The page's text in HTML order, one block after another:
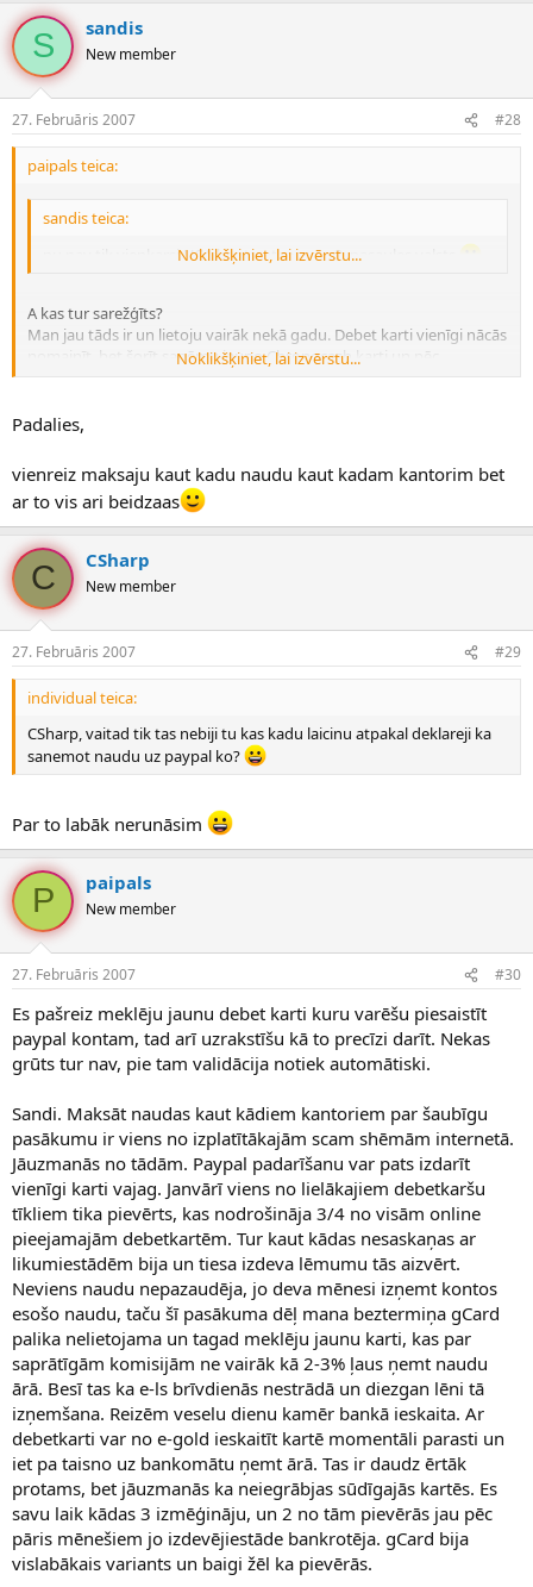
S sandis
New member
27. Februāris 2007 #28
paipals teica:
sandis teica:
nu nav tik vienkarsi USA kontu atveer no 3. pasaules valsts
Noklikšķiniet, lai izvērstu...
A kas tur sarežģīts?
Man jau tāds ir un lietoju vairāk nekā gadu. Debet karti vienīgi nācās
nomainīt, bet šorīt saņēmu jauno Chronocash karti un pēc
aktivizēšanas turpināšu ņemt no paypal ārā nopelnīto.
Paipals
Noklikšķiniet, lai izvērstu...
Padalies,
vienreiz maksaju kaut kadu naudu kaut kadam kantorim bet
ar to vis ari beidzaas
C CSharp
New member
27. Februāris 2007 #29
individual teica:
CSharp, vaitad tik tas nebiji tu kas kadu laicinu atpakal deklareji ka
sanemot naudu uz paypal ko?
Par to labāk nerunāsim
P paipals
New member
27. Februāris 2007 #30
Es pašreiz meklēju jaunu debet karti kuru varēšu piesaistīt
paypal kontam, tad arī uzrakstīšu kā to precīzi darīt. Nekas
grūts tur nav, pie tam validācija notiek automātiski.
Sandi. Maksāt naudas kaut kādiem kantoriem par šaubīgu
pasākumu ir viens no izplatītākajām scam shēmām internetā.
Jāuzmanās no tādām. Paypal padarīšanu var pats izdarīt
vienīgi karti vajag. Janvārī viens no lielākajiem debetkaršu
tīkliem tika pievērts, kas nodrošināja 3/4 no visām online
pieejamajām debetkartēm. Tur kaut kādas nesaskaņas ar
likumiestādēm bija un tiesa izdeva lēmumu tās aizvērt.
Neviens naudu nepazaudēja, jo deva mēnesi izņemt kontos
esošo naudu, taču šī pasākuma dēļ mana beztermiņa gCard
palika nelietojama un tagad meklēju jaunu karti, kas par
saprātīgām komisijām ne vairāk kā 2-3% ļaus ņemt naudu
ārā. Besī tas ka e-ls brīvdienās nestrādā un diezgan lēni tā
izņemšana. Reizēm veselu dienu kamēr bankā ieskaita. Ar
debetkarti var no e-gold ieskaitīt kartē momentāli parasti un
iet pa taisno uz bankomātu ņemt ārā. Tas ir daudz ērtāk
protams, bet jāuzmanās ka neiegrābjas sūdīgajās kartēs. Es
savu laik kādas 3 izmēģināju, un 2 no tām pievērās jau pēc
pāris mēnešiem jo izdevējiestāde bankrotēja. gCard bija
vislabākais variants un baigi žēl ka pievērās.